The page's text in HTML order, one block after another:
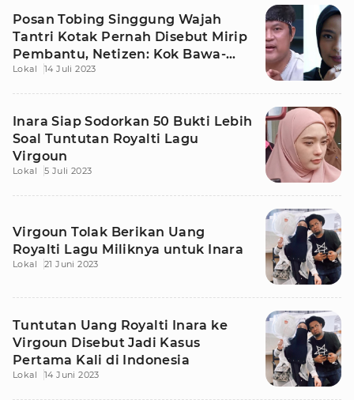
Posan Tobing Singgung Wajah
Tantri Kotak Pernah Disebut Mirip
Pembantu, Netizen: Kok Bawa-
bawa Muka?
Lokal 14 Juli 2023
Inara Siap Sodorkan 50 Bukti Lebih
Soal Tuntutan Royalti Lagu
Virgoun
Lokal 5 Juli 2023
Virgoun Tolak Berikan Uang
Royalti Lagu Miliknya untuk Inara
Lokal 21 Juni 2023
Tuntutan Uang Royalti Inara ke
Virgoun Disebut Jadi Kasus
Pertama Kali di Indonesia
Lokal 14 Juni 2023